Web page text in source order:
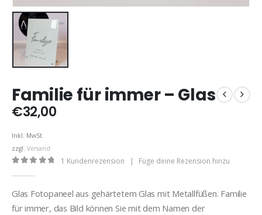
Familie für immer – Glas
€32,00
Inkl. MwSt.
zzgl. Versand
1 Kundenrezension | Füge deine Rezension hinzu
Glas Fotopaneel aus gehärtetem Glas mit Metallfüßen. Familie
für immer, das Bild können Sie mit dem Namen der